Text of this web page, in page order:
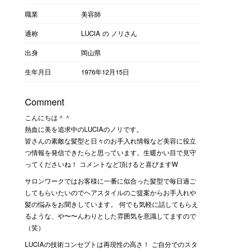
職業
美容師
通称
LUCIA の ノリさん
出身
岡山県
生年月日
1976年12月15日
Comment
こんにちは＾＾
熱血に美を追求中のLUCIAのノリです。
皆さんの素敵な髪型と日々のお手入れ情報など美容に役立
つ情報を発信できたらと思っています。生暖かい目で見守
ってくださいね！ コメントなど頂けると喜びますW
サロンワークではお客様に一番に似合った髪型で毎日過ご
してもらいたいのでヘアスタイルのご提案からお手入れや
髪の悩みをお聞きしています。 何でも気軽に話してもらえ
るような、や〜〜んわりとした雰囲気を意識してますので
（笑）
LUCIAの技術コンセプトは再現性の高さ！ ご自分でのスタ